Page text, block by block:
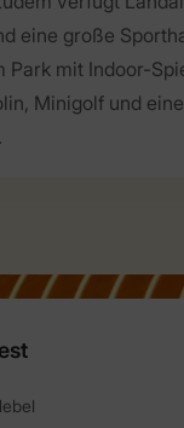
eine große
Park mit Indoor-
Minigolf und